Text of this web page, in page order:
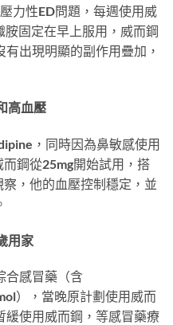
力性ED問題，每週使用威
固定在早上服用，威而鋼
出現明顯的副作用疊加，
高血壓
，同時因為鼻敏感使用
鋼從25mg開始試用，搭
，他的血壓控制穩定，並
用家
合感冒藥（含
），當晚原計劃使用威而
緩使用威而鋼，等感冒藥療